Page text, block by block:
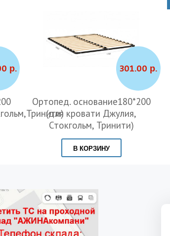
р. 301.00 р.
Ортопед. основание180*200
(для кровати Джулия,
Стокгольм, Тринити)
В КОРЗИНУ